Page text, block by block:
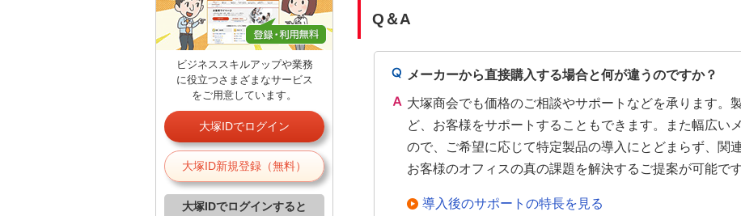
Q＆A
メーカーから直接購入する場合と何が違うのですか？
大塚商会でも価格のご相談やサポートなどを承ります。
ど、お客様をサポートすることもできます。また幅広い
ので、ご希望に応じて特定製品の導入にとどまらず、関
お客様のオフィスの真の課題を解決するご提案が可能です
導入後のサポートの特長を見る
ビジネススキルアップや業務
に役立つさまざまなサービス
をご用意しています。
大塚IDでログイン
大塚ID新規登録（無料）
大塚IDでログインすると